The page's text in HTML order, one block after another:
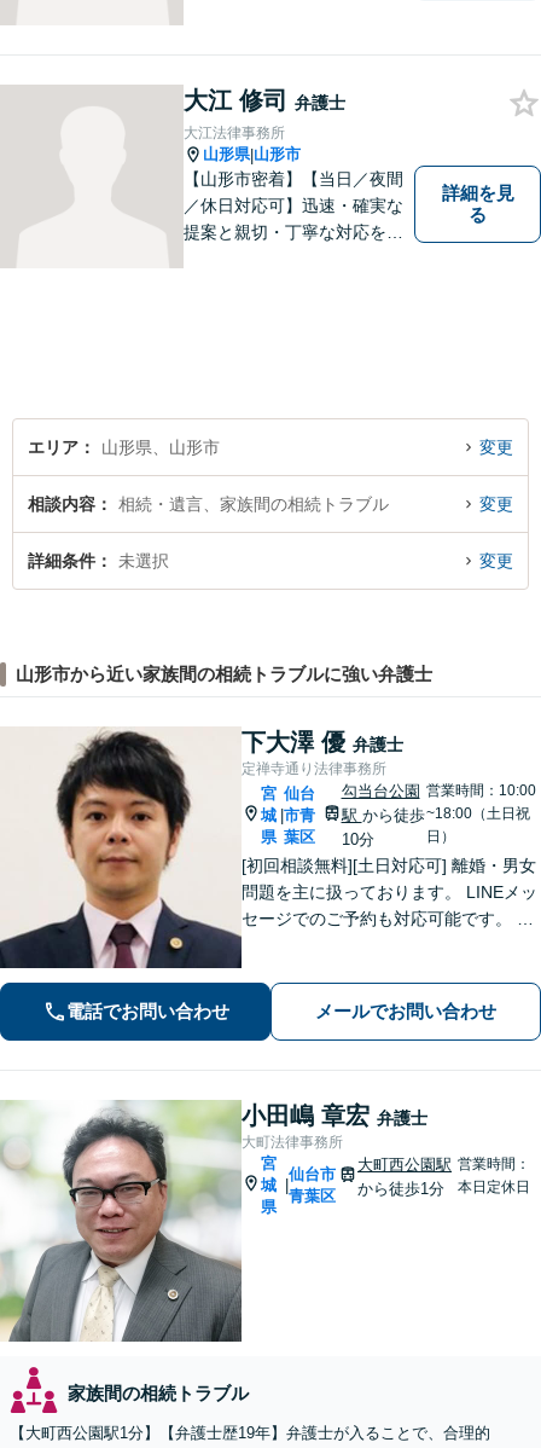
大江 修司 弁護士
大江法律事務所
山形県|山形市
【山形市密着】【当日／夜間
／休日対応可】迅速・確実な
提案と親切・丁寧な対応をい
伝いをいたします。
詳細を見
る
エリア 山形県、山形市 変更
相談内容 相続・遺言、家族間の相続トラブル 変更
詳細条件 未選択 変更
山形市から近い家族間の相続トラブルに強い弁護士
下大澤 優 弁護士
定禅寺通り法律事務所
宮
城
県
仙台
市青
葉区
勾当台公園
駅 から徒歩
10分
営業時間：10:00
~18:00（土日祝
日）
[初回相談無料][土日対応可] 離婚・男女
問題を主に扱っております。 LINEメッ
セージでのご予約も対応可能です。 LI
in.ee/uFqpYWb
電話でお問い合わせ メールでお問い合わせ
小田嶋 章宏 弁護士
大町法律事務所
宮
城
県
仙台市
青葉区
大町西公園駅
から徒歩1分
営業時間：
本日定休日
家族間の相続トラブル
【大町西公園駅1分】【弁護士歴19年】弁護士が入ることで、合理的